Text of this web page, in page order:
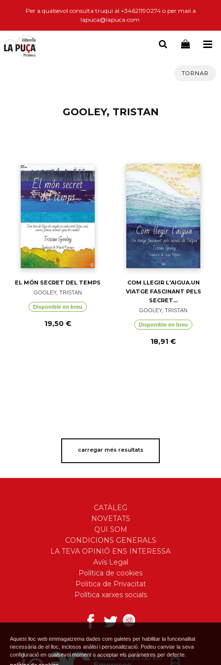
Per a qualsevol consulta truqui al +34621190274 o per mail a
lapuca@lapuca.com
TORNAR
GOOLEY, TRISTAN
EL MÓN SECRET DEL TEMPS
GOOLEY, TRISTAN
Disponible en breu
19,50 €
COM LLEGIR L'AIGUA.UN
VIATGE FASCINANT PELS
SECRET...
GOOLEY, TRISTAN
Disponible en breu
18,91 €
carregar més resultats
CATÀLEG
NOVETATS
QUI SOM
CONDICIONS GENERALS
LA TEVA OPINIÓ ENS INTERESSA
Avís Legal
Política de cookies
Politica de Privacitat
Política xarxes socials
Aquest lloc web emmagatzema dades com galetes per habilitar la funcionalitat
necessària de el lloc, inclosos anàlisi i personalització. Podeu canviar la seva
configuració en qualsevol moment o acceptar els paràmetres per defecte.